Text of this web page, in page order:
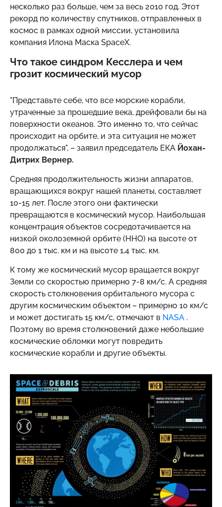
несколько раз больше, чем за весь 2010 год. Этот
рекорд по количеству спутников, отправленных в
космос в рамках одной миссии, установила
компания Илона Маска SpaceX.
Что такое синдром Кесслера и чем
грозит космический мусор
"Представьте себе, что все морские корабли,
утраченные за прошедшие века, дрейфовали бы на
поверхности океанов. Это именно то, что сейчас
происходит на орбите, и эта ситуация не может
продолжаться", – заявил председатель ЕКА Йохан-
Дитрих Вернер.
Средняя продолжительность жизни аппаратов,
вращающихся вокруг нашей планеты, составляет
10-15 лет. После этого они фактически
превращаются в космический мусор. Наибольшая
концентрация объектов сосредотачивается на
низкой околоземной орбите (ННО) на высоте от
800 до 1 тыс. км и на высоте 1,4 тыс. км.
К тому же космический мусор вращается вокруг
Земли со скоростью примерно 7-8 км/с. А средняя
скорость столкновения орбитального мусора с
другим космическим объектом – примерно 10 км/с
и может достигать 15 км/с, отмечают в NASA .
Поэтому во время столкновений даже небольшие
космические обломки могут повредить
космические корабли и другие объекты.